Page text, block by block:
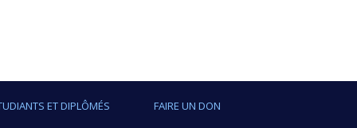
ET DIPLÔMÉS FAIRE UN DON